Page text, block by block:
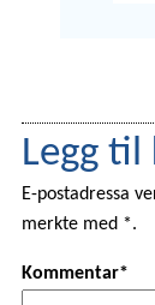
Legg
E-postadressa
merkte med *.
Kommentar*